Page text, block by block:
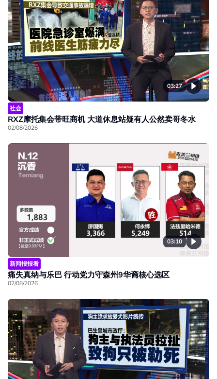
03:27
社会
RXZ摩托集会带旺商机 大道休息站疑有人公然卖哥冬水
02/08/2026
03:10
新闻报报看
痛失真纳与乐巴 行动党力守森州9华裔核心选区
02/08/2026